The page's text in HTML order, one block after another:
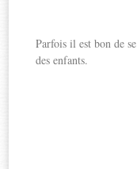
Parfois il est bon de
des enfants.